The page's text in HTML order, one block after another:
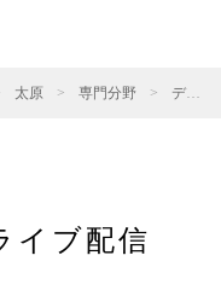
太原 > 専門分野 > デジタル科学技術・人工知能
イブ配信